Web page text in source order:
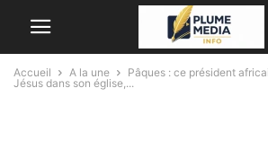
Accueil A la une
Pâques : ce président
Jésus dans son église,...